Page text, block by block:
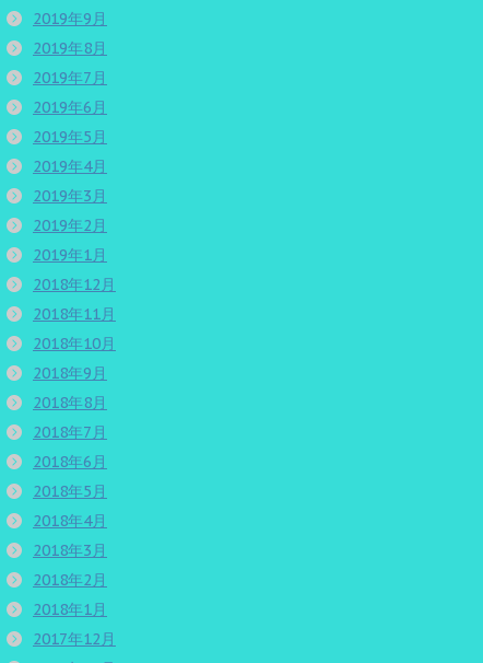
2019年9月
2019年8月
2019年7月
2019年6月
2019年5月
2019年4月
2019年3月
2019年2月
2019年1月
2018年12月
2018年11月
2018年10月
2018年9月
2018年8月
2018年7月
2018年6月
2018年5月
2018年4月
2018年3月
2018年2月
2018年1月
2017年12月